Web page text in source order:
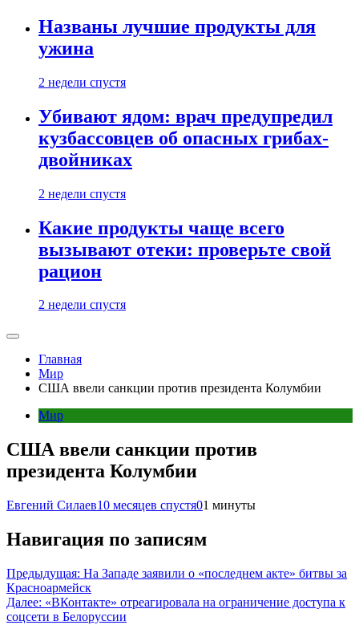
Названы лучшие продукты для
ужина
2 недели спустя
Убивают ядом: врач предупредил
кузбассовцев об опасных грибах-
двойниках
2 недели спустя
Какие продукты чаще всего
вызывают отеки: проверьте свой
рацион
2 недели спустя
Главная
Мир
США ввели санкции против президента Колумбии
Мир
США ввели санкции против
президента Колумбии
Евгений Силаев10 месяцев спустя01 минуты
Навигация по записям
Предыдущая: На Западе заявили о «последнем акте» битвы за
Красноармейск
Далее: «ВКонтакте» отреагировала на ограничение доступа к
соцсети в Белоруссии